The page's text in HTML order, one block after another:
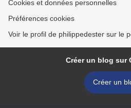
Cookies et données personnelles
Préférences cookies
Voir le profil de philippedester sur le
Créer un blog sur
Créer un